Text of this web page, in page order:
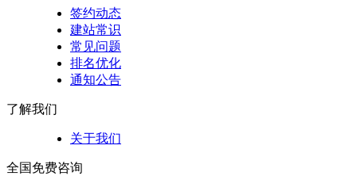
签约动态
建站常识
常见问题
排名优化
通知公告
了解我们
关于我们
全国免费咨询